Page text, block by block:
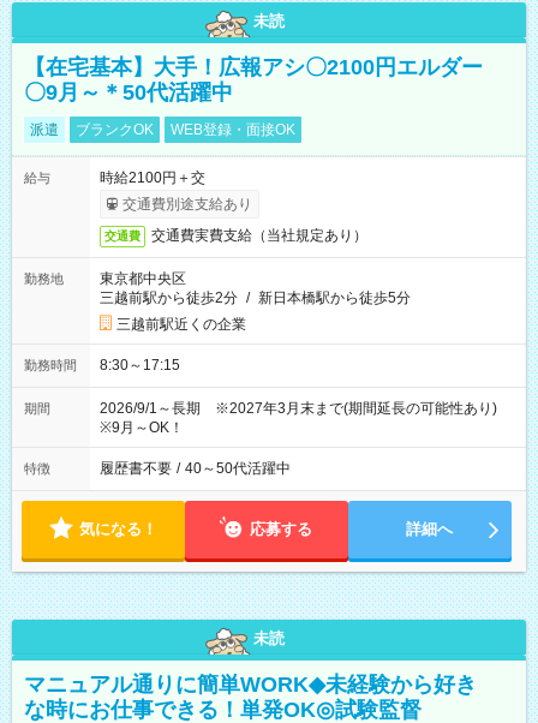
未読
【在宅基本】大手！広報アシ〇2100円エルダー
〇9月～＊50代活躍中
派遣 ブランクOK WEB登録・面接OK
給与
時給2100円＋交
交通費別途支給あり
交通費 交通費実費支給（当社規定あり）
勤務地
東京都中央区
三越前駅から徒歩2分 / 新日本橋駅から徒歩5分
三越前駅近くの企業
勤務時間 8:30～17:15
期間
2026/9/1～長期 ※2027年3月末まで(期間延長の可能性あり)
※9月～OK！
特徴 履歴書不要 / 40～50代活躍中
気になる！ 応募する 詳細へ
未読
マニュアル通りに簡単WORK◆未経験から好き
な時にお仕事できる！単発OK◎試験監督